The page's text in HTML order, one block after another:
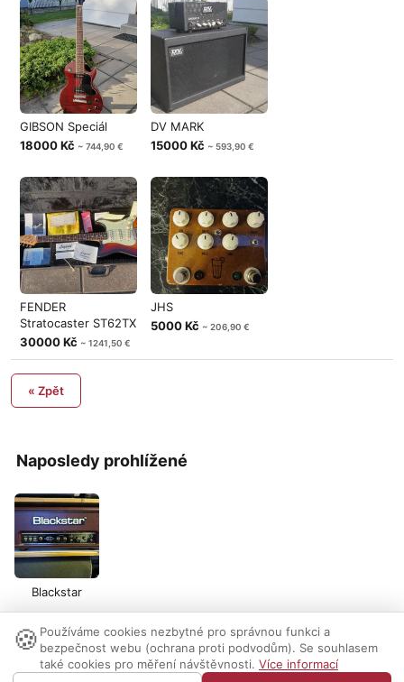
Naposledy prohlížené
Blackstar
GIBSON Speciál
18000 Kč ~ 744,90 €
DV MARK
15000 Kč ~ 593,90 €
FENDER
Stratocaster ST62TX
30000 Kč ~ 1241,50 €
JHS
5000 Kč ~ 206,90 €
« Zpět
Nastavení cookies | Vzhled:světlý tmavý | Kontakt
© 1999-2026 AUDIO PARTNER s.r.o.
🍪 Používáme cookies nezbytné pro správnou funkci a
bezpečnost webu (ochrana proti podvodům). Se souhlasem
také cookies pro měření návštěvnosti. Více informací